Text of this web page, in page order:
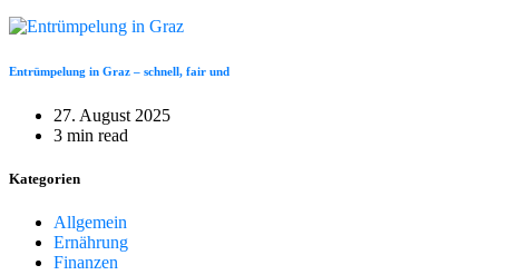
Entrümpelung in Graz – schnell, fair und
27. August 2025
3 min read
Kategorien
Allgemein
Ernährung
Finanzen